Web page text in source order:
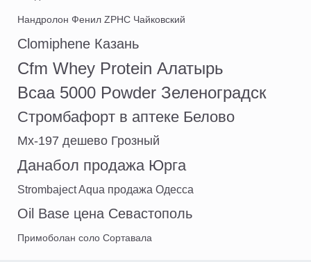
Нандролон Фенил ZPHC Чайковский
Clomiphene Казань
Cfm Whey Protein Алатырь
Bcaa 5000 Powder Зеленоградск
Стромбафорт в аптеке Белово
Mx-197 дешево Грозный
Данабол продажа Юрга
Strombaject Aqua продажа Одесса
Oil Base цена Севастополь
Примоболан соло Сортавала